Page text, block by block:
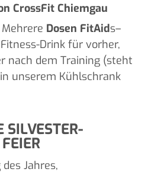
CrossFit Chiemgau
Dosen FitAids–
Drink für vorher,
nach dem Training (steht
unserem Kühlschrank
Z
Jahres,